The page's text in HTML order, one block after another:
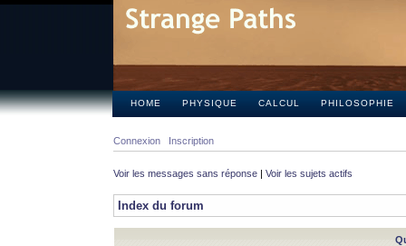
HOME PHYSIQUE CALCUL PHILOSOPHIE
Connexion Inscription
Voir les messages sans réponse | Voir les sujets actifs
Index du forum